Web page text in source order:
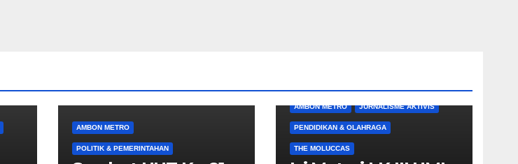
AMBON METRO
POLITIK & PEMERINTAHAN
AMBON METRO JURNALISME AKTIVIS
PENDIDIKAN & OLAHRAGA
THE MOLUCCAS